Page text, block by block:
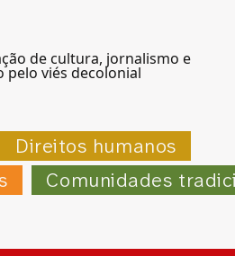
de cultura, jornalismo e
pelo viés decolonial
Direitos humanos
Comunidades